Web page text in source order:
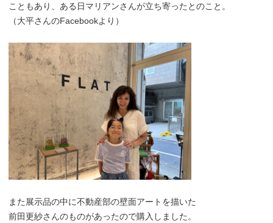
こともあり、ある日マリアンさんが立ち寄ったとのこと。
（大平さんのFacebookより）
また展示品の中に不動産部の壁面アートを描いた
前田更紗さんのものがあったので購入しました。